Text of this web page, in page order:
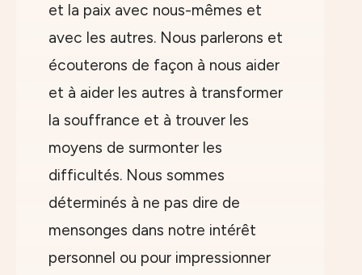
et la paix avec nous-mêmes et
avec les autres. Nous parlerons et
écouterons de façon à nous aider
et à aider les autres à transformer
la souffrance et à trouver les
moyens de surmonter les
difficultés. Nous sommes
déterminés à ne pas dire de
mensonges dans notre intérêt
personnel ou pour impressionner